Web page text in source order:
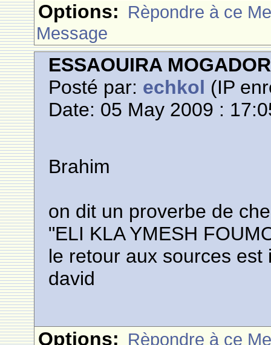
Options: Rèpondre à ce
Message
ESSAOUIRA MOGADOR
Posté par: echkol (IP
Date: 05 May 2009 :
Brahim
on dit un proverbe de
"ELI KLA YMESH
le retour aux sources est
david
Options: Rèpondre à ce